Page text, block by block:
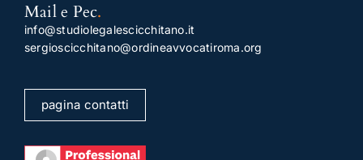
Mail e Pec.
info@studiolegalescicchitano.it
sergioscicchitano@ordineavvocatiroma.org
pagina contatti